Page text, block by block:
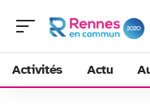
Activités Actu